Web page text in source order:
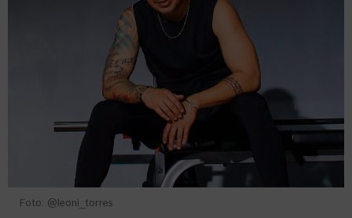
Foto: @leoni_torres